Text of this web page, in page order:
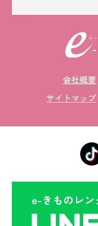
会社概要
サイトマップ